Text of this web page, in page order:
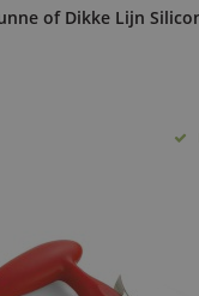
of Dikke Lijn